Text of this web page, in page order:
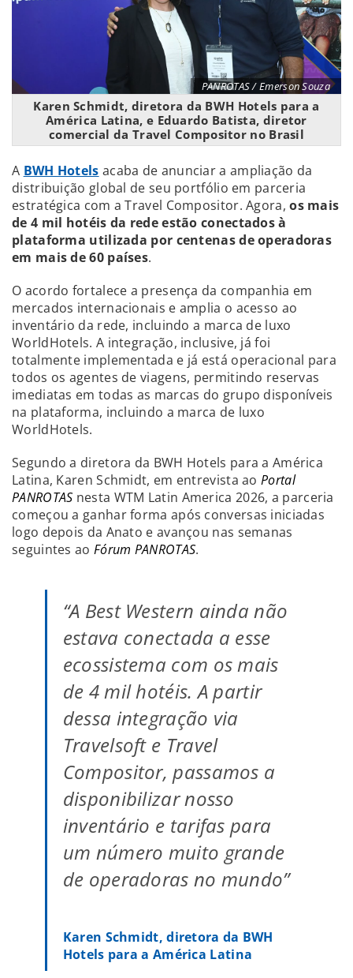
PANROTAS / Emerson Souza
Karen Schmidt, diretora da BWH Hotels para a
América Latina, e Eduardo Batista, diretor
comercial da Travel Compositor no Brasil
A BWH Hotels acaba de anunciar a ampliação da
distribuição global de seu portfólio em parceria
estratégica com a Travel Compositor. Agora,os mais
de 4 mil hotéis da rede estão conectados à
plataforma utilizada por centenas de operadoras
em mais de 60 países.
O acordo fortalece a presença da companhia em
mercados internacionais e amplia o acesso ao
inventário da rede, incluindo a marca de luxo
WorldHotels. A integração, inclusive, já foi
totalmente implementada e já está operacional para
todos os agentes de viagens, permitindo reservas
imediatas em todas as marcas do grupo disponíveis
na plataforma, incluindo a marca de luxo
WorldHotels.
Segundo a diretora da BWH Hotels para a América
Latina, Karen Schmidt, em entrevista ao Portal
PANROTAS nesta WTM Latin America 2026, a parceria
começou a ganhar forma após conversas iniciadas
logo depois da Anato e avançou nas semanas
seguintes ao Fórum PANROTAS.
“A Best Western ainda não
estava conectada a esse
ecossistema com os mais
de 4 mil hotéis. A partir
dessa integração via
Travelsoft e Travel
Compositor, passamos a
disponibilizar nosso
inventário e tarifas para
um número muito grande
de operadoras no mundo”
Karen Schmidt, diretora da BWH
Hotels para a América Latina